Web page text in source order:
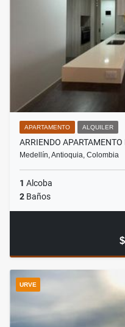
APARTAMENTO ALQUILER
ARRIENDO APARTAMENTO
Medellín, Antioquia, Colombia
1 Alcoba
2 Baños
URVE